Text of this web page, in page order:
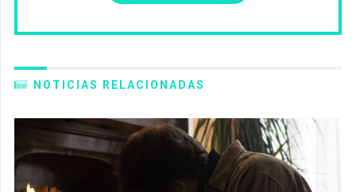
NOTICIAS RELACIONADAS